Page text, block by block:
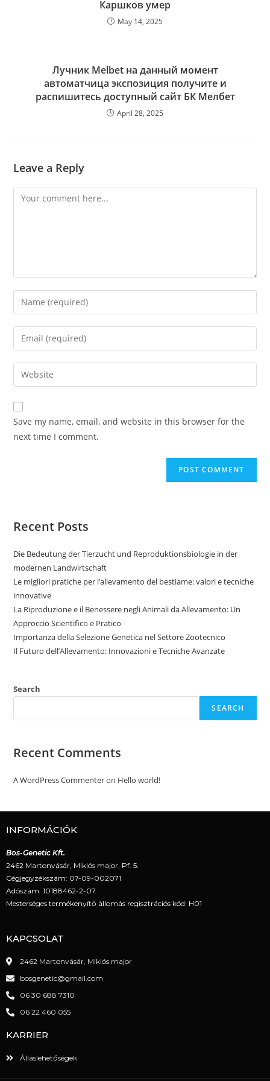
Каршков умер
May 14, 2025
Лучник Melbet на данный момент
автоматчица экспозиция получите и
распишитесь доступный сайт БК Мелбет
April 28, 2025
Leave a Reply
Save my name, email, and website in this browser for the
next time I comment.
Recent Posts
Die Bedeutung der Tierzucht und Reproduktionsbiologie in der
modernen Landwirtschaft
Le migliori pratiche per l’allevamento del bestiame: valori e tecniche
innovative
La Riproduzione e il Benessere negli Animali da Allevamento: Un
Approccio Scientifico e Pratico
Importanza della Selezione Genetica nel Settore Zootecnico
Il Futuro dell’Allevamento: Innovazioni e Tecniche Avanzate
Search
SEARCH
Recent Comments
A WordPress Commenteron Hello world!
INFORMÁCIÓK
Bos-Genetic Kft.
2462 Martonvásár, Miklós major, Pf. 5.
Cégjegyzékszám: 07-09-002071
Adószám: 10188462-2-07
Mesterséges termékenyítő állomás regisztrációs kód: H01
KAPCSOLAT
2462 Martonvásár, Miklós major
bosgenetic@gmail.com
06 30 688 7310
06 22 460 055
KARRIER
Álláslehetőségek